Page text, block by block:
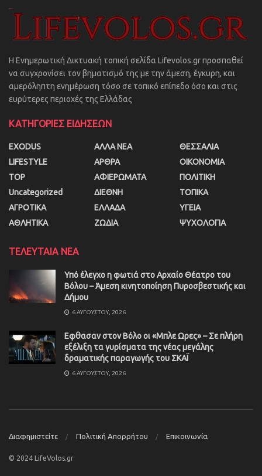
Η Ενημερωτική Δικτυακή τοπική σελίδα Lifevolos.gr προσπαθεί
να συγχρονίσει τον βηματισμό της με την άμεση, έγκυρη, και
αμερόληπτη ενημέρωση τόσο σε τοπικό επίπεδο όσο και στις
ευρύτερες περιοχές της Ελλάδας
ΚΑΤΗΓΟΡΙΕΣ ΕΙΔΗΣΕΩΝ
EXODUS
LIFESTYLE
TOP
Uncategorized
ΑΓΡΟΤΙΚΑ
ΑΘΛΗΤΙΚΑ
ΑΛΛΑ ΝΕΑ
ΑΡΘΡΑ
ΑΦΙΕΡΩΜΑΤΑ
ΔΙΕΘΝΗ
ΕΛΛΑΔΑ
ΖΩΔΙΑ
ΘΕΣΣΑΛΙΑ
ΟΙΚΟΝΟΜΙΑ
ΠΟΛΙΤΙΚΗ
ΤΟΠΙΚΑ
ΥΓΕΙΑ
ΨΥΧΟΛΟΓΙΑ
ΤΕΛΕΥΤΑΙΑ ΝΕΑ
Υπό έλεγχο η φωτιά στο Αρχαίο Θέατρο του
Βόλου – Άμεση κινητοποίηση Πυροσβεστικής και
Δήμου
6 ΑΥΓΟΎΣΤΟΥ, 2026
Εφθασαν στον Βόλο οι «Μπλε Ωρες» – Σε πλήρη
εξέλιξη τα γυρίσματα της νέας μεγάλης
δραματικής παραγωγής του ΣΚΑΪ
6 ΑΥΓΟΎΣΤΟΥ, 2026
Διαφημιστείτε Πολιτική Απορρήτου Επικοινωνία
© 2024 LifeVolos.gr